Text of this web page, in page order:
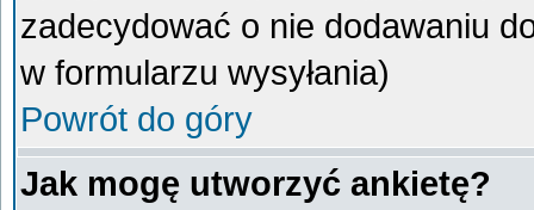
zadecydować o nie dodawaniu
w formularzu wysyłania)
Powrót do góry
Jak mogę utworzyć ankietę?